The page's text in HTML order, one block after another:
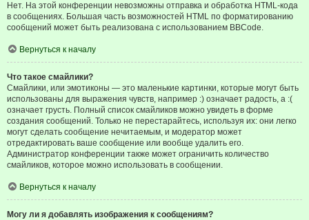
Нет. На этой конференции невозможны отправка и обработка HTML-кода
в сообщениях. Большая часть возможностей HTML по форматированию
сообщений может быть реализована с использованием BBCode.
Вернуться к началу
Что такое смайлики?
Смайлики, или эмотиконы — это маленькие картинки, которые могут быть
использованы для выражения чувств, например :) означает радость, а :(
означает грусть. Полный список смайликов можно увидеть в форме
создания сообщений. Только не перестарайтесь, используя их: они легко
могут сделать сообщение нечитаемым, и модератор может
отредактировать ваше сообщение или вообще удалить его.
Администратор конференции также может ограничить количество
смайликов, которое можно использовать в сообщении.
Вернуться к началу
Могу ли я добавлять изображения к сообщениям?